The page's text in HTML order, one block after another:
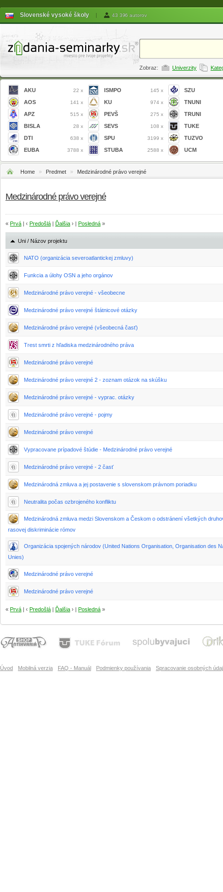
Slovenské vysoké školy | 43 396 autorov
Zobraz: Univerzity
AKU 22 x
AOS 141 x
APZ 515 x
BISLA 28 x
DTI 638 x
EUBA 3788 x
ISMPO 145 x
KU 974 x
PEVŠ 275 x
SEVS 108 x
SPU 3199 x
STUBA 2588 x
SZU
TNUNI
TRUNI
TUKE
TUZVO
UCM
Home » Predmet » Medzinárodné právo verejné
Medzinárodné právo verejné
« Prvá | ‹ Predošlá | Ďalšia › | Posledná »
Uni / Názov projektu
NATO (organizácia severoatlantickej zmluvy)
Funkcia a úlohy OSN a jeho orgánov
Medzinárodné právo verejné - všeobecne
Medzinárodné právo verejné štátnicové otázky
Medzinárodné právo verejné (všeobecná časť)
Trest smrti z hľadiska medzinárodného práva
Medzinárodné právo verejné
Medzinárodné právo verejné 2 - zoznam otázok na skúšku
Medzinárodné právo verejné - vyprac. otázky
Medzinárodné právo verejné - pojmy
Medzinárodné právo verejné
Vypracovane prípadové štúdie - Medzinárodné právo verejné
Medzinárodné právo verejné - 2 časť
Medzinárodná zmluva a jej postavenie s slovenskom právnom poriadku
Neutralita počas ozbrojeného konfliktu
Medzinárodná zmluva medzi Slovenskom a Českom o odstránení všetkých
rasovej diskriminácie rómov
Organizácia spojených národov (United Nations Organisation, Organisation des
Unies)
Medzinárodné právo verejné
Medzinárodné právo verejné
« Prvá | ‹ Predošlá | Ďalšia › | Posledná »
Úvod Mobilná verzia FAQ - Manuál Podmienky používania Spracovanie osobných